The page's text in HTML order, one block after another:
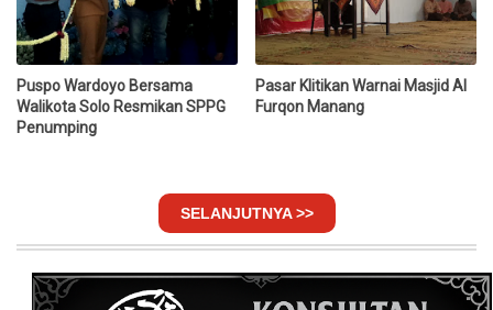
Puspo Wardoyo Bersama
Walikota Solo Resmikan SPPG
Penumping
Pasar Klitikan Warnai Masjid Al
Furqon Manang
SELANJUTNYA >>